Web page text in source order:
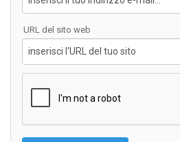
URL del sito web